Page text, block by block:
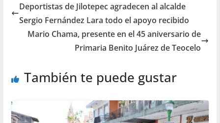
Deportistas de Jilotepec agradecen al alcalde
Sergio Fernández Lara todo el apoyo recibido
Mario Chama, presente en el 45 aniversario de
Primaria Benito Juárez de Teocelo
También te puede gustar